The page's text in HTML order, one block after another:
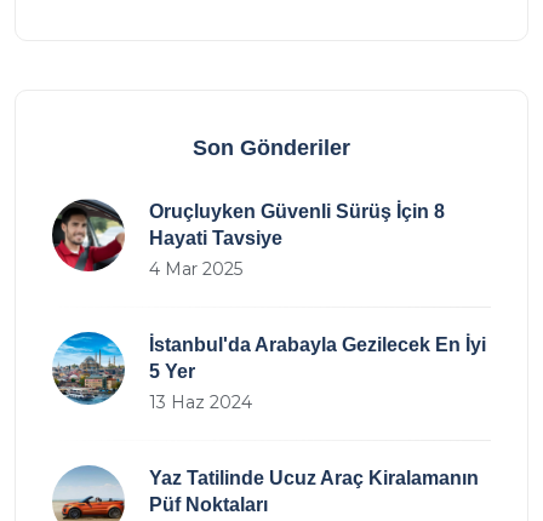
Son Gönderiler
Oruçluyken Güvenli Sürüş İçin 8
Hayati Tavsiye
4 Mar 2025
İstanbul'da Arabayla Gezilecek En İyi
5 Yer
13 Haz 2024
Yaz Tatilinde Ucuz Araç Kiralamanın
Püf Noktaları